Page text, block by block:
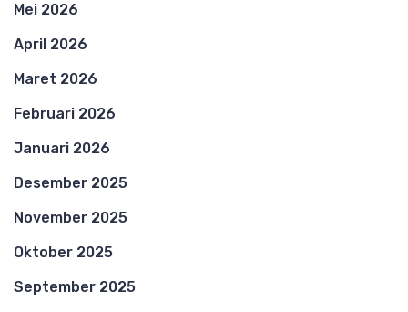
Mei 2026
April 2026
Maret 2026
Februari 2026
Januari 2026
Desember 2025
November 2025
Oktober 2025
September 2025